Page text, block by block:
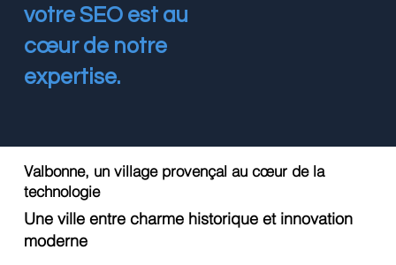
votre SEO est au
cœur de notre
expertise.
Valbonne, un village provençal au cœur de la
technologie
Une ville entre charme historique et innovation
moderne